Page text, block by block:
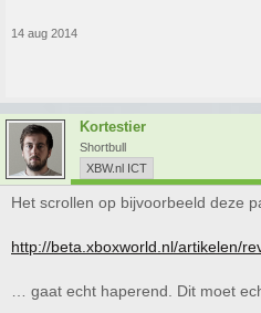
14 aug 2014
Kortestier
Shortbull
XBW.nl ICT
Het scrollen op bijvoorbeeld deze
http://beta.xboxworld.nl/artikelen/
… gaat echt haperend. Dit moet